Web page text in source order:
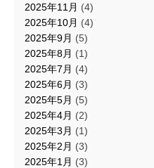
2025年11月 (4)
2025年10月 (4)
2025年9月 (5)
2025年8月 (1)
2025年7月 (4)
2025年6月 (3)
2025年5月 (5)
2025年4月 (2)
2025年3月 (1)
2025年2月 (3)
2025年1月 (3)